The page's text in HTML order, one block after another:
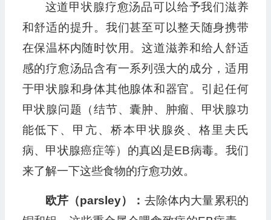
这道甲状腺疗愈汤品可以给予我们滋养
和舒适的提升。我们甚至可以整天随身携带
在保温杯内随时饮用。这道滋养和给人舒适
感的疗愈汤品含有一系列强大的成分，适用
于甲状腺和身体其他腺体和器官。引起任何
甲状腺问题（结节、囊肿、肿瘤、甲状腺功
能低下、甲亢、桥本甲状腺炎、格里夫氏
病、甲状腺癌症等）的真凶是EB病毒。我们
来了解一下这些食物的疗愈功效。
欧芹（parsley）： 去除体内大量累积的